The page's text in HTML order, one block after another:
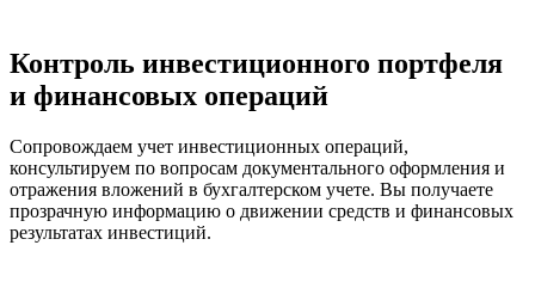
Контроль инвестиционного портфеля
и финансовых операций
Сопровождаем учет инвестиционных операций,
консультируем по вопросам документального оформления и
отражения вложений в бухгалтерском учете. Вы получаете
прозрачную информацию о движении средств и финансовых
результатах инвестиций.